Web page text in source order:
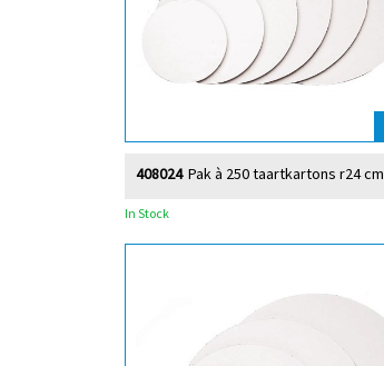
Pak à 250 taartkartons r24 cm
408024
In Stock